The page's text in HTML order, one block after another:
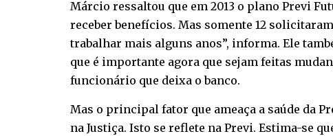
Márcio ressaltou que em 2013 o plano Previ
receber benefícios. Mas somente 12
trabalhar mais alguns anos”, informa. Ele
que é importante agora que sejam feitas
funcionário que deixa o banco.
Mas o principal fator que ameaça a saúde da
na Justiça. Isto se reflete na Previ. Estima-se